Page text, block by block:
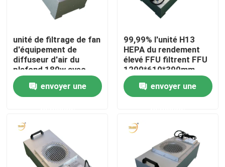
Produits
Vidéos
Visite d'usine
unité de filtrage de fan
d'équipement de
diffuseur d'air du
plafond 180w avec
HEPA
envoyer une
99,99% l'unité H13
HEPA du rendement
élevé FFU filtrent FFU
1200*610*390mm
envoyer une